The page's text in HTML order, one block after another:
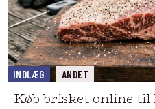
INDLÆG ANDET
Køb brisket online til